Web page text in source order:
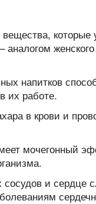
аналогом
напитков
их работе.
в крови и
мочегонный
и сердце